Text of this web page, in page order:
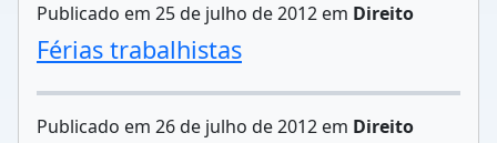
Publicado em 25 de julho de 2012 em Direito
Férias trabalhistas
Publicado em 26 de julho de 2012 em Direito